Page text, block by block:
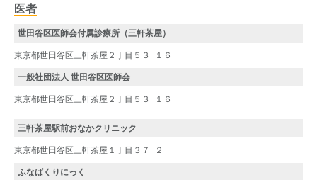
医者
世田谷区医師会付属診療所（三軒茶屋）
東京都世田谷区三軒茶屋２丁目５３−１６
一般社団法人 世田谷区医師会
東京都世田谷区三軒茶屋２丁目５３−１６
三軒茶屋駅前おなかクリニック
東京都世田谷区三軒茶屋１丁目３７−２
ふなばくりにっく